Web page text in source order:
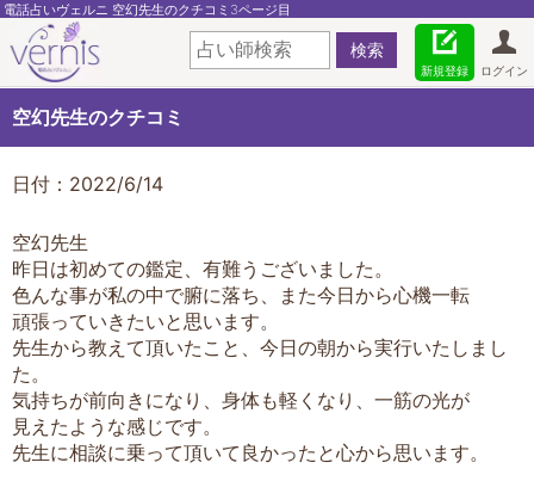
電話占いヴェルニ 空幻先生のクチコミ3ページ目
ログイン
新規登録
空幻先生のクチコミ
日付：2022/6/14
空幻先生
昨日は初めての鑑定、有難うございました。
色んな事が私の中で腑に落ち、また今日から心機一転
頑張っていきたいと思います。
先生から教えて頂いたこと、今日の朝から実行いたしまし
た。
気持ちが前向きになり、身体も軽くなり、一筋の光が
見えたような感じです。
先生に相談に乗って頂いて良かったと心から思います。